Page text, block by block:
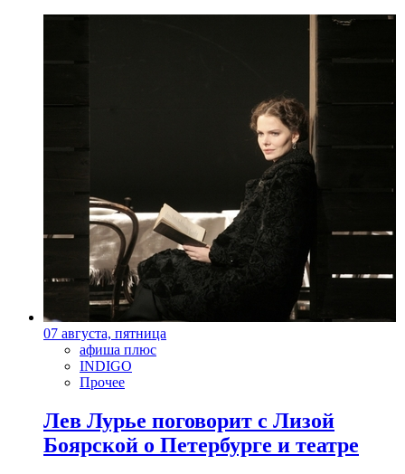
07 августа, пятница
афиша плюс
INDIGO
Прочее
Лев Лурье поговорит с Лизой
Боярской о Петербурге и театре